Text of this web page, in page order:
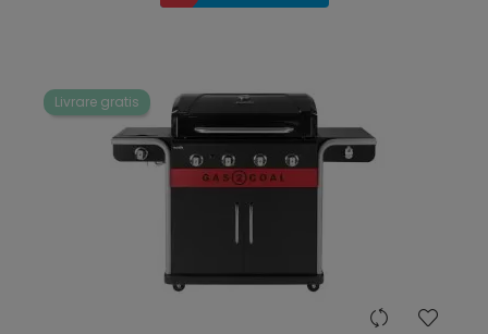
Livrare gratis